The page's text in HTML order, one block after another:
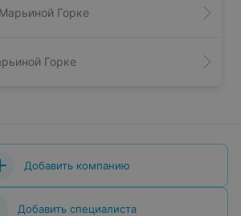
Горке
Горке
Добавить компанию
Добавить специалиста